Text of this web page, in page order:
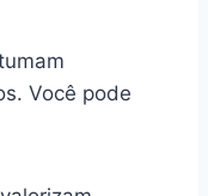
Você pode